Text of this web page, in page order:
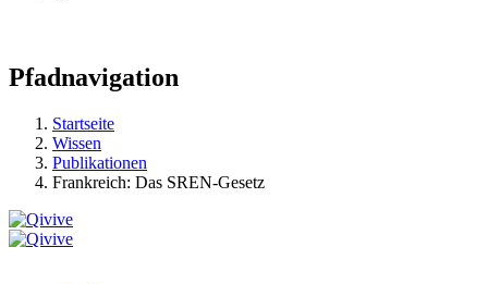
Pfadnavigation
Startseite
Wissen
Publikationen
Frankreich: Das SREN-Gesetz